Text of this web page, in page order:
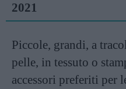
2021
Piccole, grandi, a
pelle, in tessuto o
accessori preferiti per